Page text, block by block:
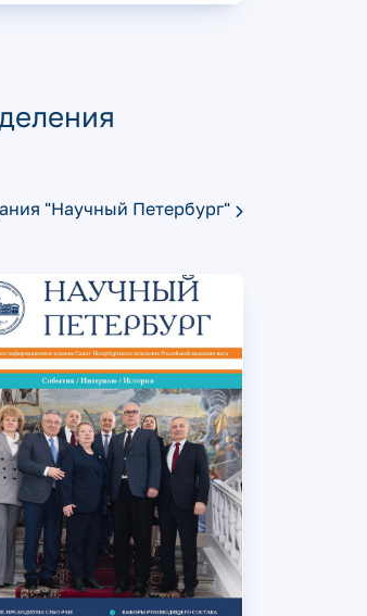
"Научный Петербург"